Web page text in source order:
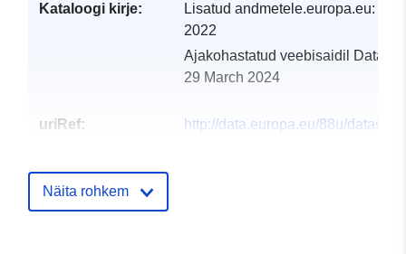
Kataloogi kirje: Lisatud andmetele.europa.eu:
2022
Ajakohastatud veebisaidil
29 March 2024
uriRef:
http://data.europa.eu/88u/
Näita rohkem